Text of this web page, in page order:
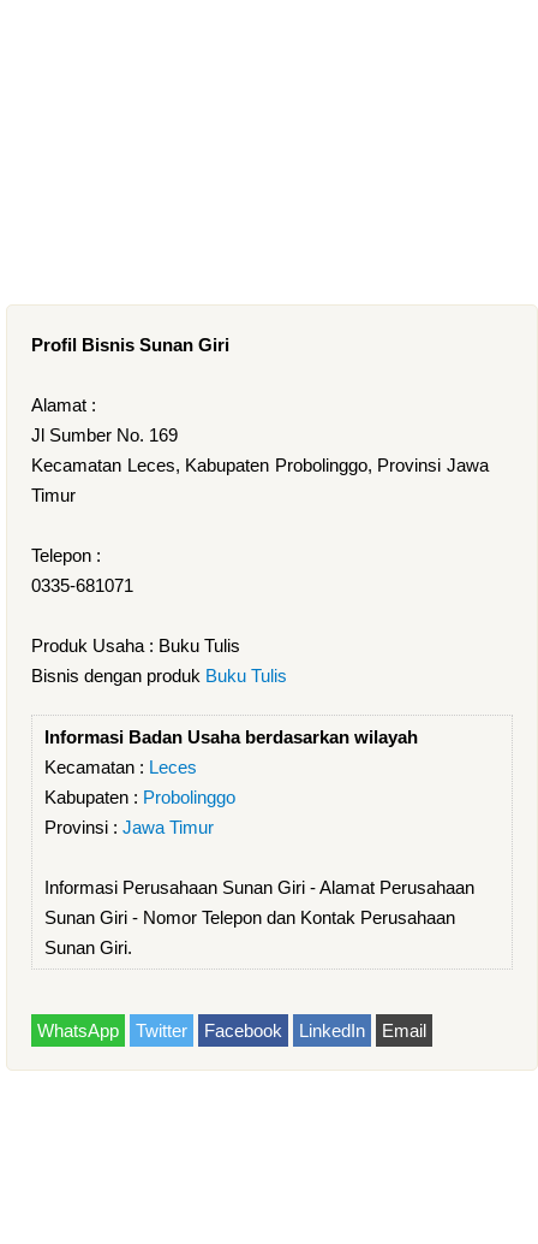
Profil Bisnis Sunan Giri
Alamat :
Jl Sumber No. 169
Kecamatan Leces, Kabupaten Probolinggo, Provinsi Jawa
Timur
Telepon :
0335-681071
Produk Usaha : Buku Tulis
Bisnis dengan produk Buku Tulis
Informasi Badan Usaha berdasarkan wilayah
Kecamatan : Leces
Kabupaten : Probolinggo
Provinsi : Jawa Timur
Informasi Perusahaan Sunan Giri - Alamat Perusahaan
Sunan Giri - Nomor Telepon dan Kontak Perusahaan
Sunan Giri.
WhatsApp Twitter Facebook LinkedIn Email